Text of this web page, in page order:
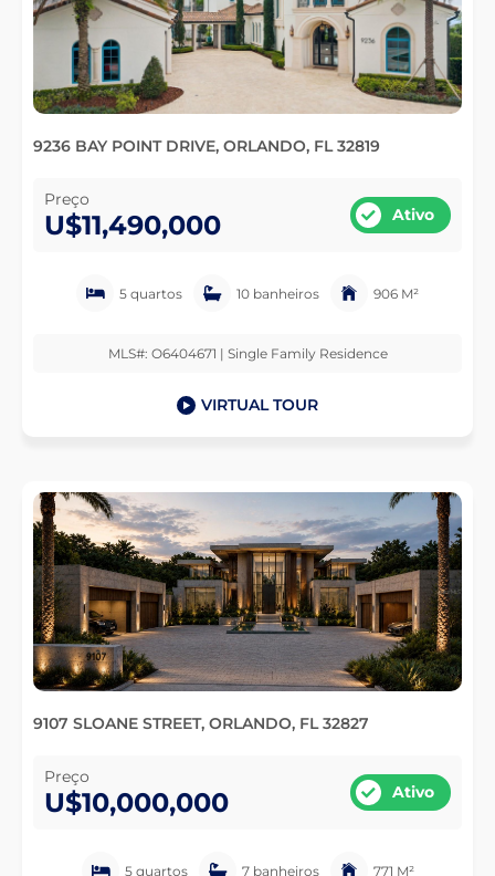
9236 BAY POINT DRIVE, ORLANDO, FL 32819
Preço
U$11,490,000 Ativo
5 quartos 10 banheiros 906 M²
MLS#: O6404671 | Single Family Residence
VIRTUAL TOUR
9107 SLOANE STREET, ORLANDO, FL 32827
Preço
U$10,000,000 Ativo
5 quartos 7 banheiros 771 M²